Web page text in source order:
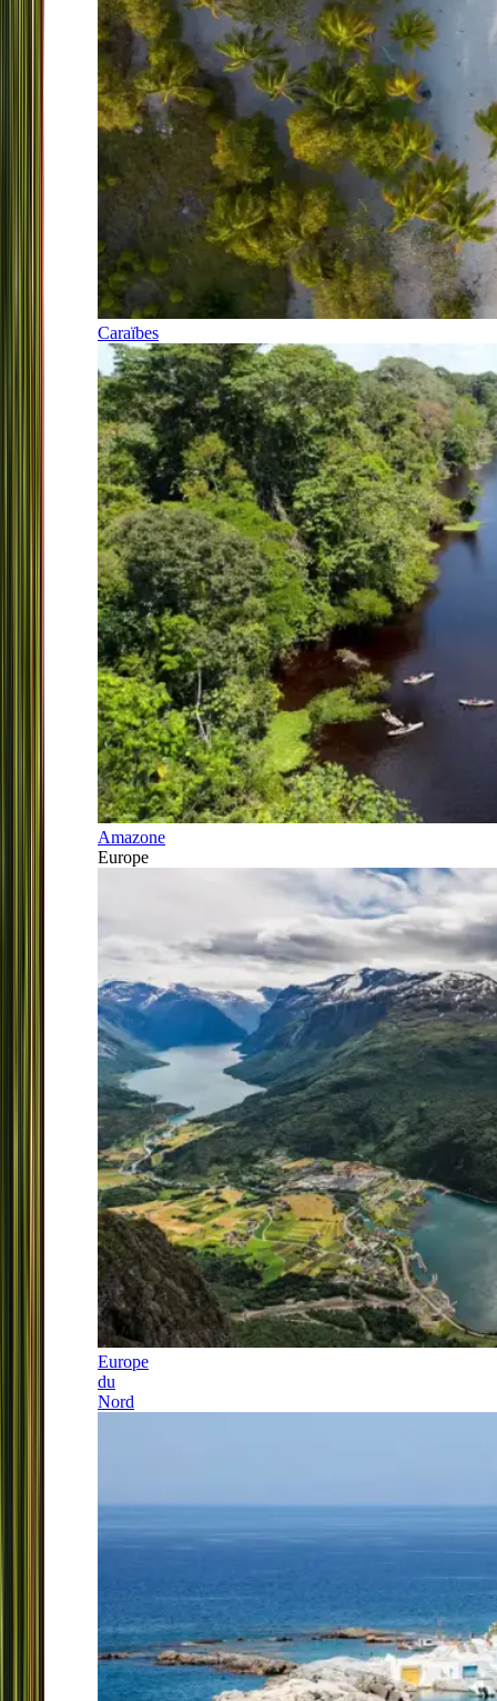
Caraïbes
Amazone
Europe
Europe
du
Nord